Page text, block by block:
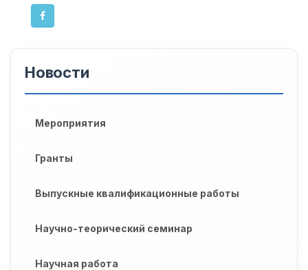
Новости
Мероприятия
Гранты
Выпускные квалификационные работы
Научно-теорический семинар
Научная работа